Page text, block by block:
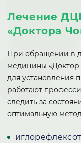
Лечение
«Доктора
При обращении в
медицины «Доктор
для установления
работают
следить за
оптимальную